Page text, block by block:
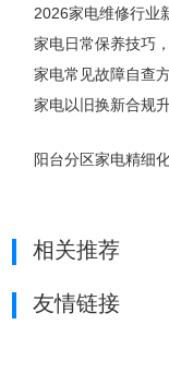
2026家电维修行业
家电日常保养技巧
家电常见故障自查
家电以旧换新合规
阳台分区家电精细
相关推荐
友情链接